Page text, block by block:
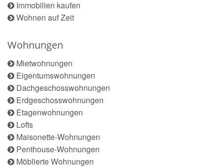
Immobilien kaufen
Wohnen auf Zeit
Wohnungen
Mietwohnungen
Eigentumswohnungen
Dachgeschosswohnungen
Erdgeschosswohnungen
Etagenwohnungen
Lofts
Maisonette-Wohnungen
Penthouse-Wohnungen
Möblierte Wohnungen